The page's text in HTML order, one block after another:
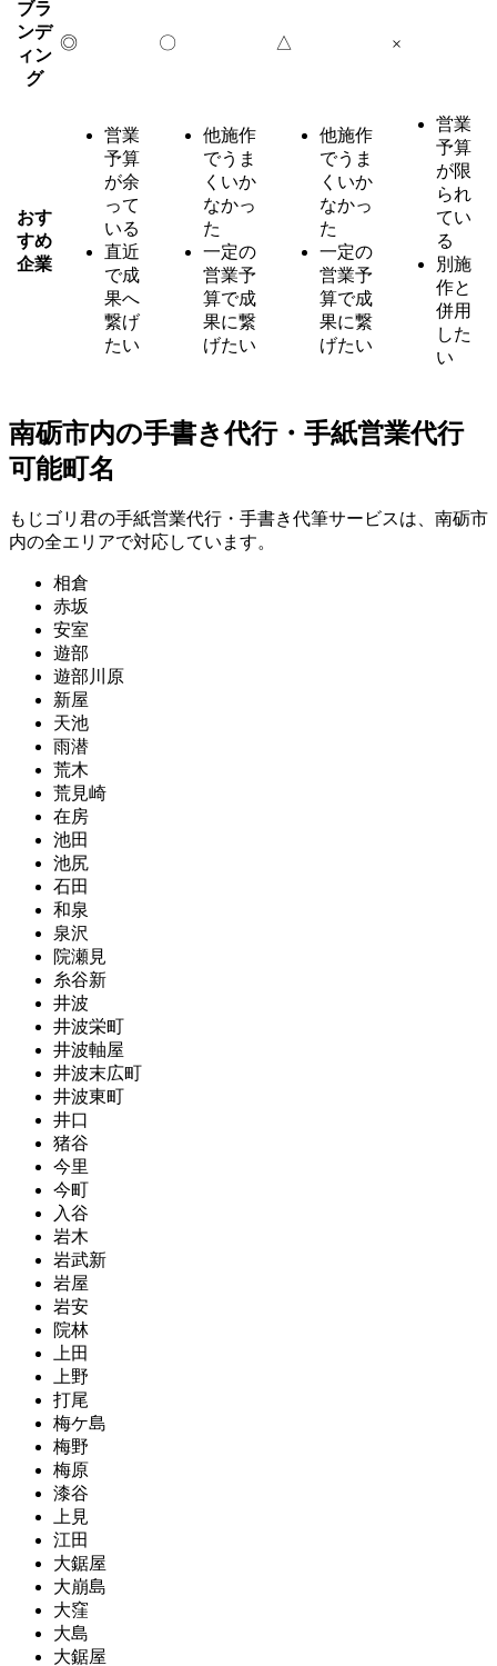
ブラ
ンデ
ィン
グ
◎ 〇 △ ×
おす
すめ
企業
営業
予算
が余
って
いる
直近
で成
果へ
繋げ
たい
他施作
でうま
くいか
なかっ
た
一定の
営業予
算で成
果に繋
げたい
他施作
でうま
くいか
なかっ
た
一定の
営業予
算で成
果に繋
げたい
営業
予算
が限
られ
てい
る
別施
作と
併用
した
い
南砺市内の手書き代行・手紙営業代行
可能町名
もじゴリ君の手紙営業代行・手書き代筆サービスは、南砺市
内の全エリアで対応しています。
相倉
赤坂
安室
遊部
遊部川原
新屋
天池
雨潜
荒木
荒見崎
在房
池田
池尻
石田
和泉
泉沢
院瀬見
糸谷新
井波
井波栄町
井波軸屋
井波末広町
井波東町
井口
猪谷
今里
今町
入谷
岩木
岩武新
岩屋
岩安
院林
上田
上野
打尾
梅ケ島
梅野
梅原
漆谷
上見
江田
大鋸屋
大崩島
大窪
大島
大鋸屋